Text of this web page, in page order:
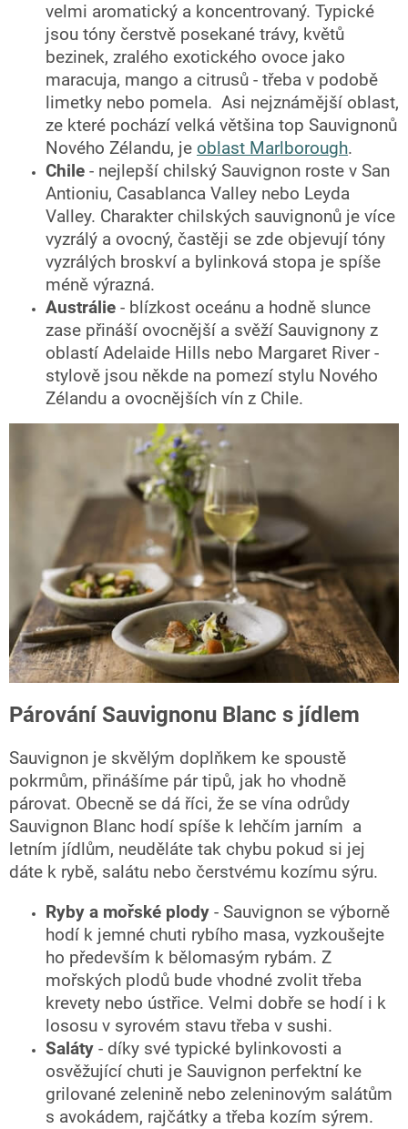
velmi aromatický a koncentrovaný. Typické
jsou tóny čerstvě posekané trávy, květů
bezinek, zralého exotického ovoce jako
maracuja, mango a citrusů - třeba v podobě
limetky nebo pomela. Asi nejznámější oblast,
ze které pochází velká většina top Sauvignonů
Nového Zélandu, je oblast Marlborough.
Chile - nejlepší chilský Sauvignon roste v San
Antioniu, Casablanca Valley nebo Leyda
Valley. Charakter chilských sauvignonů je více
vyzrálý a ovocný, častěji se zde objevují tóny
vyzrálých broskví a bylinková stopa je spíše
méně výrazná.
Austrálie - blízkost oceánu a hodně slunce
zase přináší ovocnější a svěží Sauvignony z
oblastí Adelaide Hills nebo Margaret River -
stylově jsou někde na pomezí stylu Nového
Zélandu a ovocnějších vín z Chile.
Párování Sauvignonu Blanc s jídlem
Sauvignon je skvělým doplňkem ke spoustě
pokrmům, přinášíme pár tipů, jak ho vhodně
párovat. Obecně se dá říci, že se vína odrůdy
Sauvignon Blanc hodí spíše k lehčím jarním a
letním jídlům, neuděláte tak chybu pokud si jej
dáte k rybě, salátu nebo čerstvému kozímu sýru.
Ryby a mořské plody - Sauvignon se výborně
hodí k jemné chuti rybího masa, vyzkoušejte
ho především k bělomasým rybám. Z
mořských plodů bude vhodné zvolit třeba
krevety nebo ústřice. Velmi dobře se hodí i k
lososu v syrovém stavu třeba v sushi.
Saláty - díky své typické bylinkovosti a
osvěžující chuti je Sauvignon perfektní ke
grilované zelenině nebo zeleninovým salátům
s avokádem, rajčátky a třeba kozím sýrem.